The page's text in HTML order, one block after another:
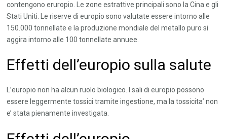
contengono eruropio. Le zone estrattive principali sono la Cina e gli
Stati Uniti. Le riserve di europio sono valutate essere intorno alle
150.000 tonnellate e la produzione mondiale del metallo puro si
aggira intorno alle 100 tonnellate annuee.
Effetti dell’europio sulla salute
L’europio non ha alcun ruolo biologico. I sali di europio possono
essere leggermente tossici tramite ingestione, ma la tossicita’ non
e’ stata pienamente investigata.